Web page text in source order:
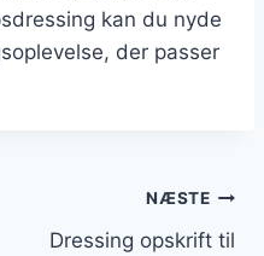
kan du nyde
der passer
NÆSTE
Dressing opskrift til